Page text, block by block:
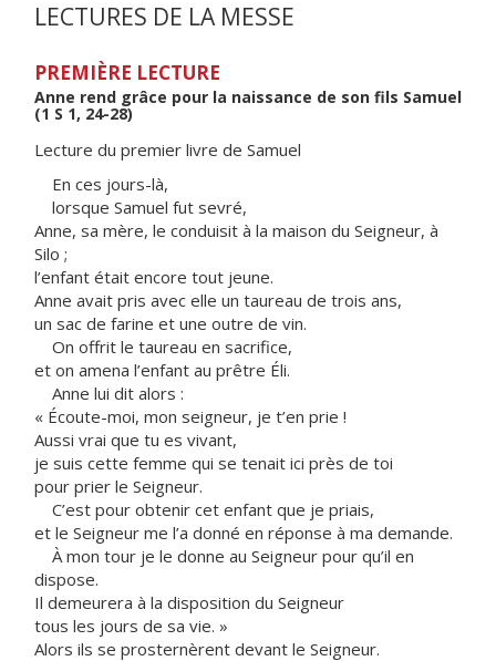
LECTURES DE LA MESSE
PREMIÈRE LECTURE
Anne rend grâce pour la naissance de son fils Samuel
(1 S 1, 24-28)
Lecture du premier livre de Samuel
En ces jours-là,
lorsque Samuel fut sevré,
Anne, sa mère, le conduisit à la maison du Seigneur, à
Silo ;
l’enfant était encore tout jeune.
Anne avait pris avec elle un taureau de trois ans,
un sac de farine et une outre de vin.
On offrit le taureau en sacrifice,
et on amena l’enfant au prêtre Éli.
Anne lui dit alors :
« Écoute-moi, mon seigneur, je t’en prie !
Aussi vrai que tu es vivant,
je suis cette femme qui se tenait ici près de toi
pour prier le Seigneur.
C’est pour obtenir cet enfant que je priais,
et le Seigneur me l’a donné en réponse à ma demande.
À mon tour je le donne au Seigneur pour qu’il en
dispose.
Il demeurera à la disposition du Seigneur
tous les jours de sa vie. »
Alors ils se prosternèrent devant le Seigneur.